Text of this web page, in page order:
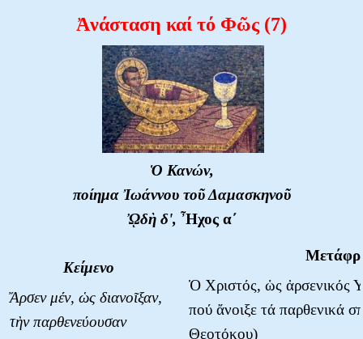
Ἀνάσταση καί τό Φῶς (7)
Ὁ Κανών,
ποίημα Ἰωάννου τοῦ Δαμασκηνοῦ
ᾨδὴ δ', Ἦχος α΄
Κείμενο
Ἄρσεν μέν, ὡς διανοῖξαν,
τὴν παρθενεύουσαν
Ὁ Χριστός, ὡς ἀρσενικός
πού ἄνοιξε τά παρθενικά
Θεοτόκου)